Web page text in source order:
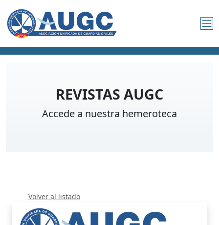
REVISTAS AUGC
Accede a nuestra hemeroteca
Volver al listado